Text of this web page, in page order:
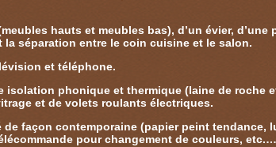
hauts et meubles bas), d’un évier,
séparation entre le coin cuisine et le salon.
et téléphone.
isolation phonique et thermique (laine de roche
et de volets roulants électriques.
de façon contemporaine (papier peint tendance,
pour changement de couleurs,